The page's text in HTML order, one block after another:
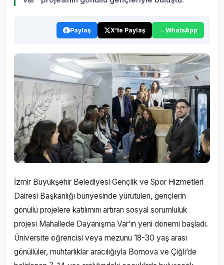
Paylaş X'te Paylaş WhatsApp
İzmir Büyükşehir Belediyesi Gençlik ve Spor Hizmetleri
Dairesi Başkanlığı bünyesinde yürütülen, gençlerin
gönüllü projelere katılımını artıran sosyal sorumluluk
projesi Mahallede Dayanışma Var’ın yeni dönemi başladı.
Üniversite öğrencisi veya mezunu 18-30 yaş arası
gönüllüler, muhtarlıklar aracılığıyla Bornova ve Çiğli’de